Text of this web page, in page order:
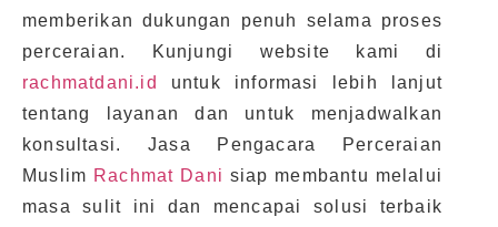
memberikan dukungan penuh selama proses
perceraian. Kunjungi website kami di
rachmatdani.id
untuk informasi lebih lanjut
tentang layanan dan untuk menjadwalkan
konsultasi. Jasa Pengacara Perceraian
Muslim Rachmat Dani siap membantu melalui
masa sulit ini dan mencapai solusi terbaik